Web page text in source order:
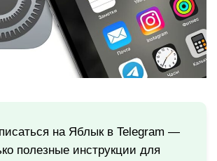
на Яблык в Telegram —
полезные инструкции для